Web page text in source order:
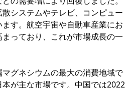
システムやテレビ、コンピュー
す。航空宇宙や自動車産業にお
っており、これが市場成長の一
グネシウムの最大の消費地域で
が主な市場です。中国では2022